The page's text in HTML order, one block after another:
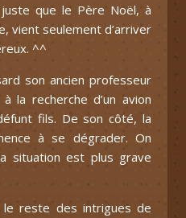
que le Père Noël, à
vient seulement d’arriver
^^
son ancien professeur
la recherche d’un avion
fils. De son côté, la
à se dégrader. On
situation est plus grave
le reste des intrigues de